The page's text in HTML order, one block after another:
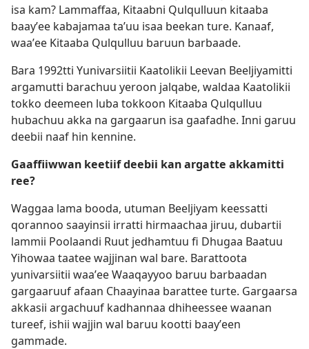
isa kam? Lammaffaa, Kitaabni Qulqulluun kitaaba
baayʼee kabajamaa taʼuu isaa beekan ture. Kanaaf,
waaʼee Kitaaba Qulqulluu baruun barbaade.
Bara 1992⁠tti Yunivarsiitii Kaatolikii Leevan Beeljiyamitti
argamutti barachuu yeroon jalqabe, waldaa Kaatolikii
tokko deemeen luba tokkoon Kitaaba Qulqulluu
hubachuu akka na gargaarun isa gaafadhe. Inni garuu
deebii naaf hin kennine.
Gaaffiiwwan keetiif deebii kan argatte akkamitti
ree?
Waggaa lama booda, utuman Beeljiyam keessatti
qorannoo saayinsii irratti hirmaachaa jiruu, dubartii
lammii Poolaandi Ruut jedhamtuu fi Dhugaa Baatuu
Yihowaa taatee wajjinan wal bare. Barattoota
yunivarsiitii waaʼee Waaqayyoo baruu barbaadan
gargaaruuf afaan Chaayinaa barattee turte. Gargaarsa
akkasii argachuuf kadhannaa dhiheessee waanan
tureef, ishii wajjin wal baruu kootti baayʼeen
gammade.